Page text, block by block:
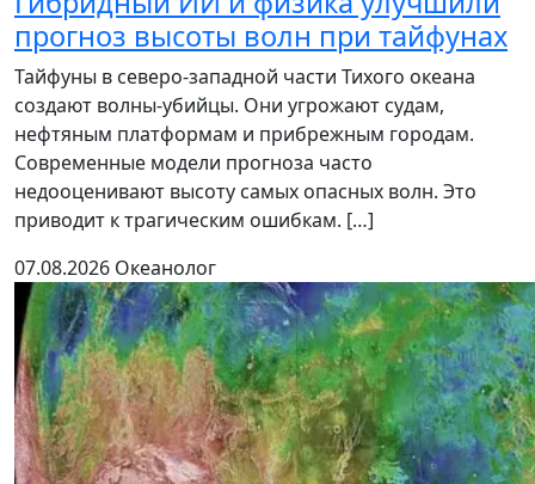
прогноз высоты волн при тайфунах
Тайфуны в северо-западной части Тихого океана
создают волны-убийцы. Они угрожают судам,
нефтяным платформам и прибрежным городам.
Современные модели прогноза часто
недооценивают высоту самых опасных волн. Это
приводит к трагическим ошибкам. […]
07.08.2026 Океанолог